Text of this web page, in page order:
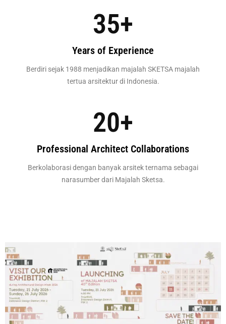
Years of Experience
35+
Berdiri sejak 1988 menjadikan majalah SKETSA majalah
tertua arsitektur di Indonesia.
Professional Architect Collaborations
20+
Berkolaborasi dengan banyak arsitek ternama sebagai
narasumber dari Majalah Sketsa.